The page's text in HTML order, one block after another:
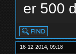
er 500
16-12-2014, 09:18